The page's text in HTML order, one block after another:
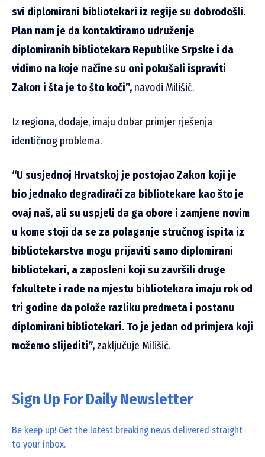
svi diplomirani bibliotekari iz regije su dobrodošli.
Plan nam je da kontaktiramo udruženje
diplomiranih bibliotekara Republike Srpske i da
vidimo na koje načine su oni pokušali ispraviti
Zakon i šta je to što koči”, navodi Milišić.
Iz regiona, dodaje, imaju dobar primjer rješenja
identičnog problema.
“U susjednoj Hrvatskoj je postojao Zakon koji je
bio jednako degradiraći za bibliotekare kao što je
ovaj naš, ali su uspjeli da ga obore i zamjene novim
u kome stoji da se za polaganje stručnog ispita iz
bibliotekarstva mogu prijaviti samo diplomirani
bibliotekari, a zaposleni koji su završili druge
fakultete i rade na mjestu bibliotekara imaju rok od
tri godine da polože razliku predmeta i postanu
diplomirani bibliotekari. To je jedan od primjera koji
možemo slijediti”,zaključuje Milišić.
Sign Up For Daily Newsletter
Be keep up! Get the latest breaking news delivered straight
to your inbox.